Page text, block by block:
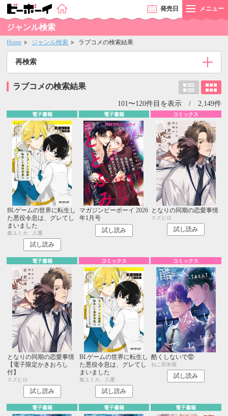
発売日 メニュー
ジャンル検索
Home ジャンル検索 ラブコメの検索結果
再検索
ラブコメの検索結果
101〜120件目を表示 / 2,149件
電子書籍
BLゲームの世界に転生し
た悪役令息は、グレてし
まいました
奏ユミカ、八重
試し読み
電子書籍
マガジンビーボーイ 2026
年1月号
試し読み
コミックス
となりの同期の恋愛事情
スズヒロ
試し読み
電子書籍
となりの同期の恋愛事情
【電子限定かきおろし
付】
スズヒロ
試し読み
コミックス
BLゲームの世界に転生し
た悪役令息は、グレてし
まいました
奏ユミカ、八重
試し読み
コミックス
酷くしないで⑫
ねこ田米蔵
試し読み
電子書籍 電子書籍 電子書籍